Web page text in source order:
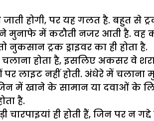
होगी, पर यह गलत है. बहुत से
में कटौती नजर आती है. वह
ट्रक ड्राइवर का ही होता है.
चलाना होता है, इसलिए
पर लाइट नहीं होती. अंधेरे में
में खाने के सामान या दवाओं के
है.
चारपाइयां ही होती हैं, जिन पर न